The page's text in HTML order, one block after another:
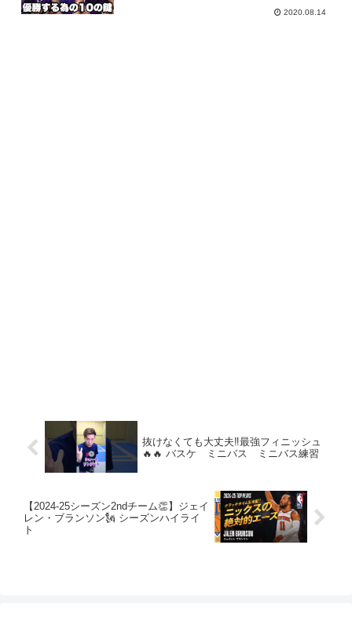
2020.08.14
抜けなくても大丈夫‼️最強フィニッシュ
🔥🔥 バスケ ミニバス ミニバス練習
【2024-25シーズン2ndチーム👏】ジェイ
レン・ブランソン🗽 シーズンハイライ
ト